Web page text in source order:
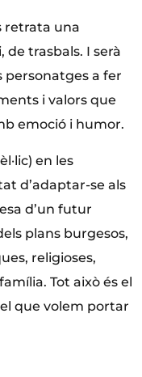
retrata una
trasbals. I serà
personatges a fer
i valors que
emoció i humor.
en les
d’adaptar-se als
d’un futur
plans burgesos,
religioses,
Tot això és el
que volem portar